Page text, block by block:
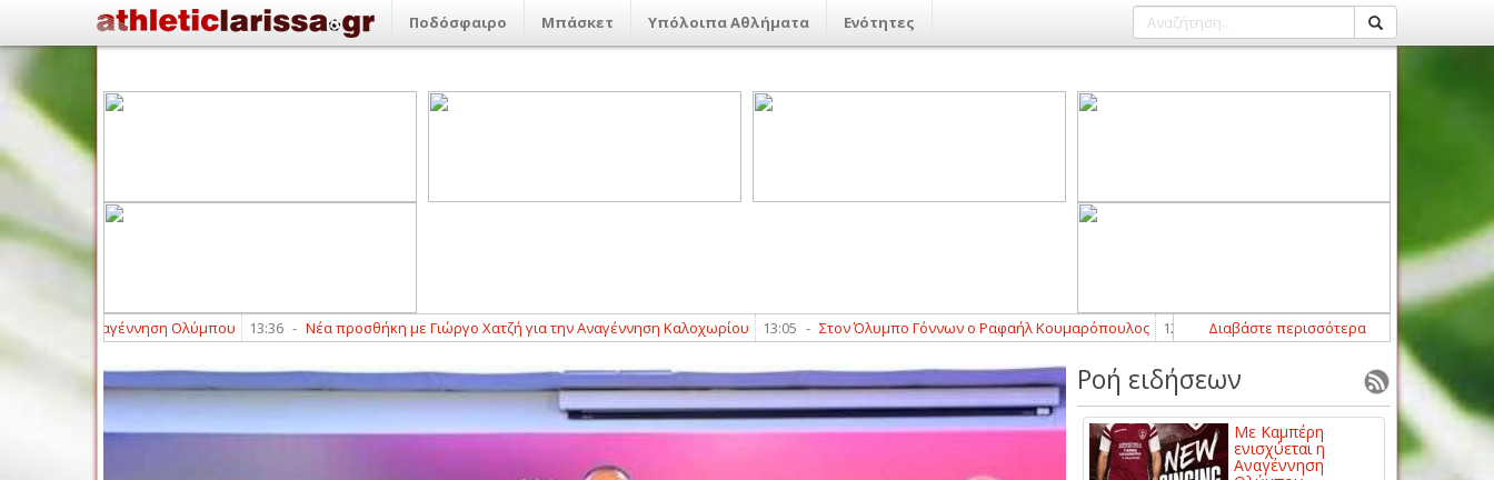
Ποδόσφαιρο Μπάσκετ Υπόλοιπα Αθλήματα Ενότητες
η Αναγέννηση Ολύμπου 13:36 Νέα προσθήκη με Γιώργο Χατζή για την Αναγέννηση Καλοχωρίου 13:05 Στον Όλυμπο Γόννων ο Ραφαήλ Κουμαρόπουλος 12:29 Άντζελο και Αμαντέο Φούσα στον Αχιλλέα
Διαβάστε περισσότερα
Ροή ειδήσεων
Με Καμπέρη
ενισχύεται η
Αναγέννηση